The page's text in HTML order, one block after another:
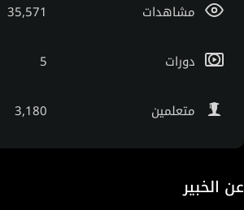
مشاهدات 35,571
دورات 5
متعلمين 3,180
عن الخبير